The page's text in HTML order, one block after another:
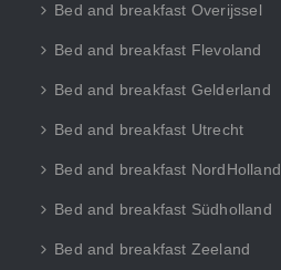
Bed and breakfast Overijssel
Bed and breakfast Flevoland
Bed and breakfast Gelderland
Bed and breakfast Utrecht
Bed and breakfast NordHolland
Bed and breakfast Südholland
Bed and breakfast Zeeland